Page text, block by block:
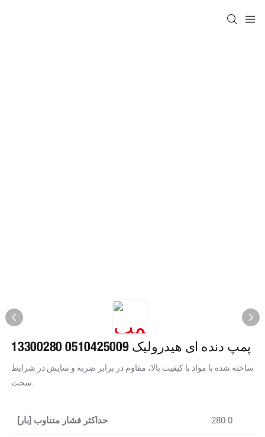
پمپ دنده ای هیدرولیک 0510425009 13300280
ساخته شده با مواد با کیفیت بالا، مقاوم در برابر ضربه و سایش در شرایط
سخت.
حداکثر فشار متناوب [بار] 280.0